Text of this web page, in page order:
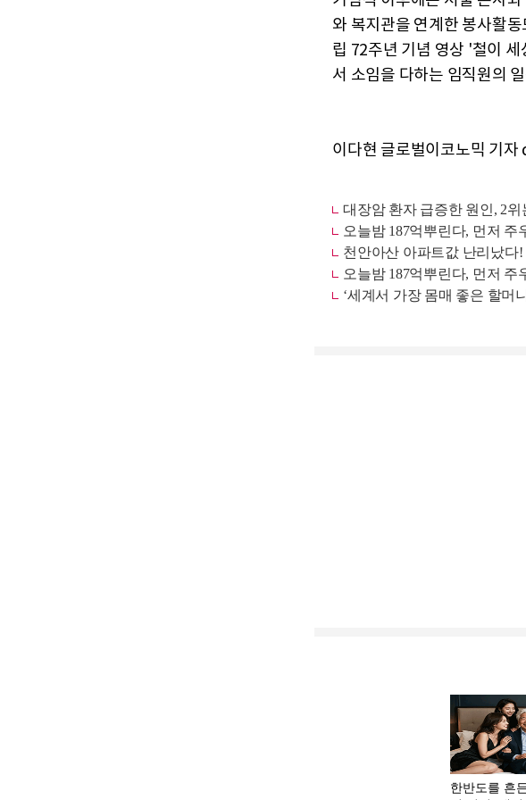
와 복지관을 연계한 봉사활
립 72주년 기념 영상 '철이
서 소임을 다하는 임직원의
이다현 글로벌이코노믹 기